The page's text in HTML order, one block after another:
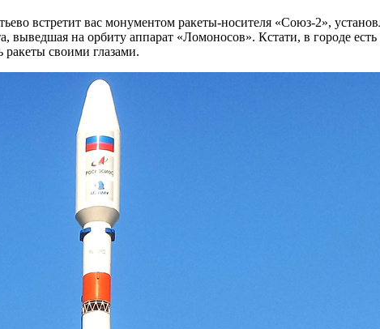
встретит вас монументом ракеты-носителя «Союз-2»,
выведшая на орбиту аппарат «Ломоносов». Кстати, в городе
ракеты своими глазами.